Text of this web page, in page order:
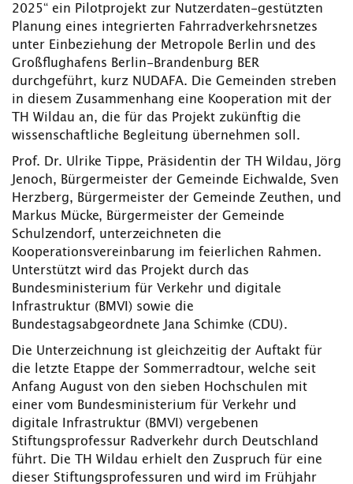
2025“ ein Pilotprojekt zur Nutzerdaten-gestützten
Planung eines integrierten Fahrradverkehrsnetzes
unter Einbeziehung der Metropole Berlin und des
Großflughafens Berlin-Brandenburg BER
durchgeführt, kurz NUDAFA. Die Gemeinden streben
in diesem Zusammenhang eine Kooperation mit der
TH Wildau an, die für das Projekt zukünftig die
wissenschaftliche Begleitung übernehmen soll.
Prof. Dr. Ulrike Tippe, Präsidentin der TH Wildau, Jörg
Jenoch, Bürgermeister der Gemeinde Eichwalde, Sven
Herzberg, Bürgermeister der Gemeinde Zeuthen, und
Markus Mücke, Bürgermeister der Gemeinde
Schulzendorf, unterzeichneten die
Kooperationsvereinbarung im feierlichen Rahmen.
Unterstützt wird das Projekt durch das
Bundesministerium für Verkehr und digitale
Infrastruktur (BMVI) sowie die
Bundestagsabgeordnete Jana Schimke (CDU).
Die Unterzeichnung ist gleichzeitig der Auftakt für
die letzte Etappe der Sommerradtour, welche seit
Anfang August von den sieben Hochschulen mit
einer vom Bundesministerium für Verkehr und
digitale Infrastruktur (BMVI) vergebenen
Stiftungsprofessur Radverkehr durch Deutschland
führt. Die TH Wildau erhielt den Zuspruch für eine
dieser Stiftungsprofessuren und wird im Frühjahr